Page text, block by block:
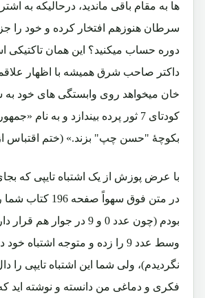
سرطان هنوزهم افتخار کرده و خود را
دوره حساب میکنید؟ این همان تاکتیکی
داکتر صاحب شرق همیشه با اظهار
خان میخواهد روی وابستگی های خود به
کودتای 7 ثور پرده بیندازد و به نام
بکوچۀ "حسن چپ" بزند.» (ختم اقتباس
در متن فوق سهواً
وسط عدد 9 را زده و متوجه اشتباه
نگردیدم)، ولی شما این اشتباه تایپی را
فکری و دماغی من دانسته و نوشته اید